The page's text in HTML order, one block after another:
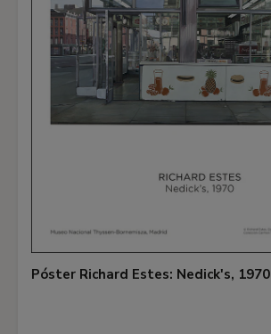
Póster Richard Estes: Nedick's, 1970